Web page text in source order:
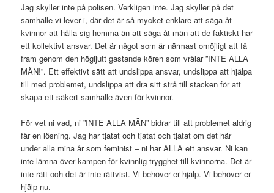
Jag skyller inte på polisen. Verkligen inte. Jag skyller på det
samhälle vi lever i, där det är så mycket enklare att säga åt
kvinnor att hålla sig hemma än att säga åt män att de faktiskt har
ett kollektivt ansvar. Det är något som är närmast omöjligt att få
fram genom den högljutt gastande kören som vrålar ”INTE ALLA
MÄN!”. Ett effektivt sätt att undslippa ansvar, undslippa att hjälpa
till med problemet, undslippa att dra sitt strå till stacken för att
skapa ett säkert samhälle även för kvinnor.
För vet ni vad, ni ”INTE ALLA MÄN” bidrar till att problemet aldrig
får en lösning. Jag har tjatat och tjatat och tjatat om det här
under alla mina år som feminist – ni har ALLA ett ansvar. Ni kan
inte lämna över kampen för kvinnlig trygghet till kvinnorna. Det är
inte rätt och det är inte rättvist. Vi behöver er hjälp. Vi behöver er
hjälp nu.